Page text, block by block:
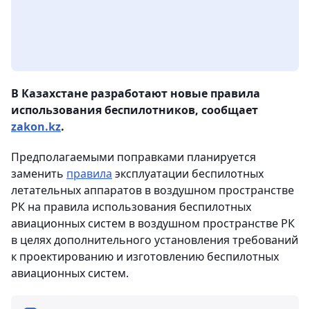
В Казахстане разработают новые правила
использования беспилотников, сообщает
zakon.kz.
Предполагаемыми поправками планируется
заменить правила эксплуатации беспилотных
летательных аппаратов в воздушном пространстве
РК на правила использования беспилотных
авиационных систем в воздушном пространстве РК
в целях дополнительного установления требований
к проектированию и изготовлению беспилотных
авиационных систем.